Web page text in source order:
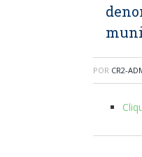
POR CR2-